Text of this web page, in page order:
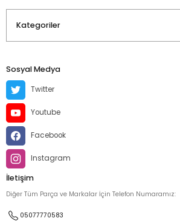
Kategoriler
Sosyal Medya
Twitter
Youtube
Facebook
Instagram
İletişim
Diğer Tüm Parça ve Markalar İçin Telefon Numaramız:
05077770583